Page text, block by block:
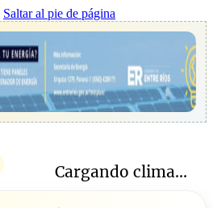
Saltar al pie de página
Cargando clima...